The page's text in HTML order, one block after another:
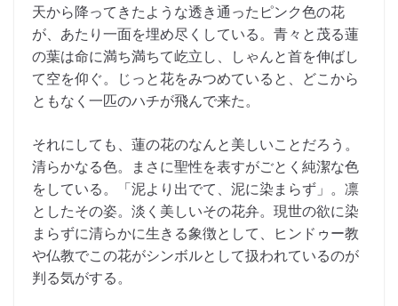
天から降ってきたような透き通ったピンク色の花
が、あたり一面を埋め尽くしている。青々と茂る蓮
の葉は命に満ち満ちて屹立し、しゃんと首を伸ばし
て空を仰ぐ。じっと花をみつめていると、どこから
ともなく一匹のハチが飛んで来た。
それにしても、蓮の花のなんと美しいことだろう。
清らかなる色。まさに聖性を表すがごとく純潔な色
をしている。「泥より出でて、泥に染まらず」。凛
としたその姿。淡く美しいその花弁。現世の欲に染
まらずに清らかに生きる象徴として、ヒンドゥー教
や仏教でこの花がシンボルとして扱われているのが
判る気がする。